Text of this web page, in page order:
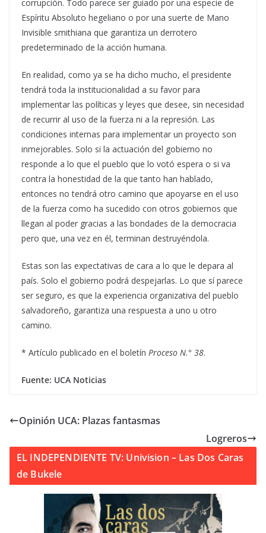
corrupción. Todo parece ser guiado por una especie de
Espíritu Absoluto hegeliano o por una suerte de Mano
Invisible smithiana que garantiza un derrotero
predeterminado de la acción humana.
En realidad, como ya se ha dicho mucho, el presidente
tendrá toda la institucionalidad a su favor para
implementar las políticas y leyes que desee, sin necesidad
de recurrir al uso de la fuerza ni a la represión. Las
condiciones internas para implementar un proyecto son
inmejorables. Solo si la actuación del gobierno no
responde a lo que el pueblo que lo votó espera o si va
contra la honestidad de la que tanto han hablado,
entonces no tendrá otro camino que apoyarse en el uso
de la fuerza como ha sucedido con otros gobiernos que
llegan al poder gracias a las bondades de la democracia
pero que, una vez en él, terminan destruyéndola.
Estas son las expectativas de cara a lo que le depara al
país. Solo el gobierno podrá despejarlas. Lo que sí parece
ser seguro, es que la experiencia organizativa del pueblo
salvadoreño, garantiza una respuesta a uno u otro
camino.
* Artículo publicado en el boletín Proceso N.° 38.
Fuente: UCA Noticias
Opinión UCA: Plazas fantasmas
Logreros
EL INDEPENDIENTE TV: Univision – Las Dos Caras
de Bukele